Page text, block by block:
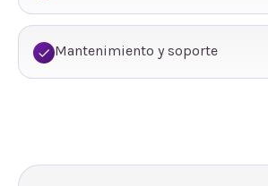
Mantenimiento y soporte